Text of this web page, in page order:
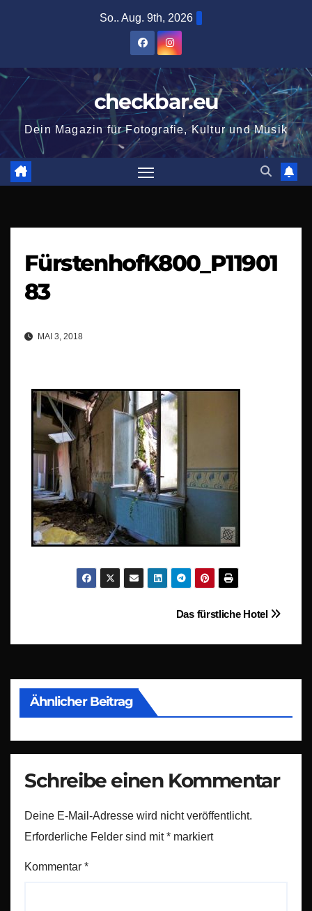
So.. Aug. 9th, 2026
checkbar.eu
Dein Magazin für Fotografie, Kultur und Musik
FürstenhofK800_P11901
83
MAI 3, 2018
Beitragsnavigation
Das fürstliche Hotel
Ähnlicher Beitrag
Schreibe einen Kommentar
Deine E-Mail-Adresse wird nicht veröffentlicht.
Erforderliche Felder sind mit* markiert
Kommentar *